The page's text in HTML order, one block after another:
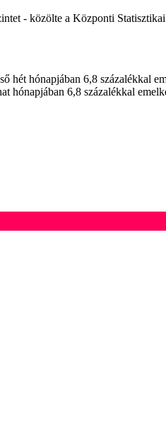
- közölte a Központi
hét hónapjában 6,8 százalékkal
hónapjában 6,8 százalékkal